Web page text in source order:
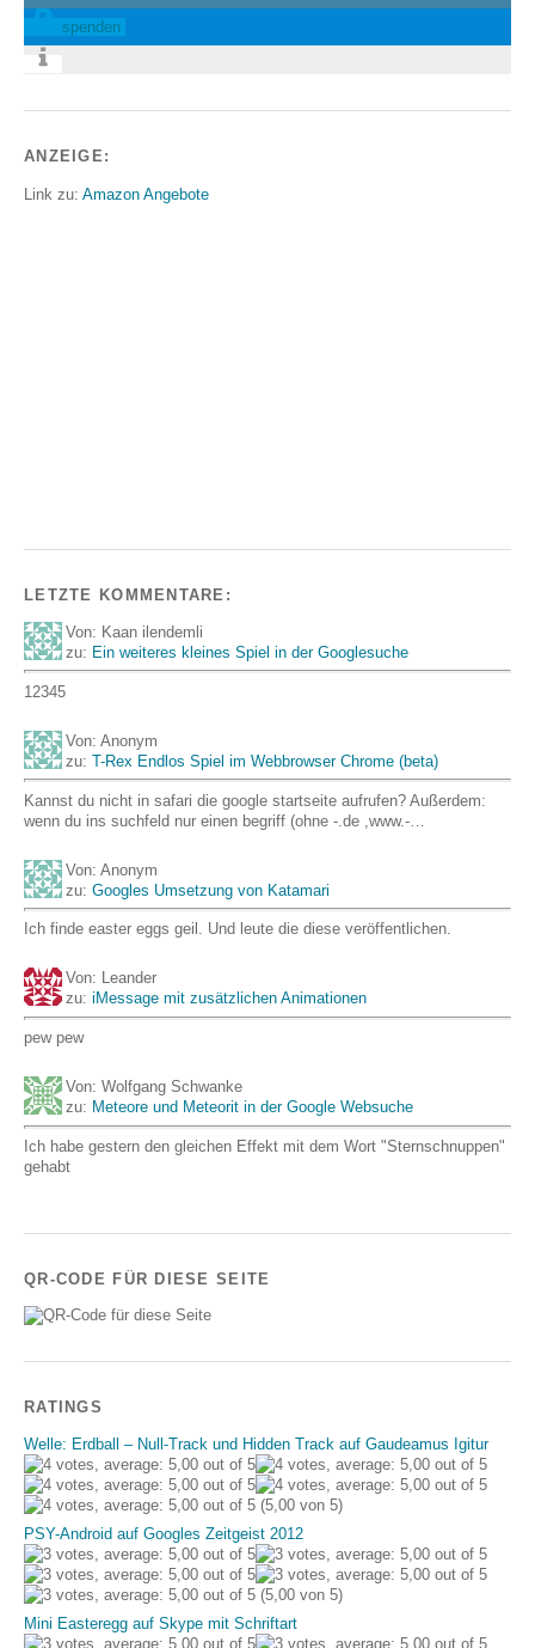
spenden
ANZEIGE:
Link zu: Amazon Angebote
LETZTE KOMMENTARE:
Von: Kaan ilendemli
zu: Ein weiteres kleines Spiel in der Googlesuche
12345
Von: Anonym
zu: T-Rex Endlos Spiel im Webbrowser Chrome (beta)
Kannst du nicht in safari die google startseite aufrufen? Außerdem:
wenn du ins suchfeld nur einen begriff (ohne -.de ,www.-…
Von: Anonym
zu: Googles Umsetzung von Katamari
Ich finde easter eggs geil. Und leute die diese veröffentlichen.
Von: Leander
zu: iMessage mit zusätzlichen Animationen
pew pew
Von: Wolfgang Schwanke
zu: Meteore und Meteorit in der Google Websuche
Ich habe gestern den gleichen Effekt mit dem Wort "Sternschnuppen"
gehabt
QR-CODE FÜR DIESE SEITE
RATINGS
Welle: Erdball – Null-Track und Hidden Track auf Gaudeamus Igitur
(5,00 von 5)
PSY-Android auf Googles Zeitgeist 2012
(5,00 von 5)
Mini Easteregg auf Skype mit Schriftart